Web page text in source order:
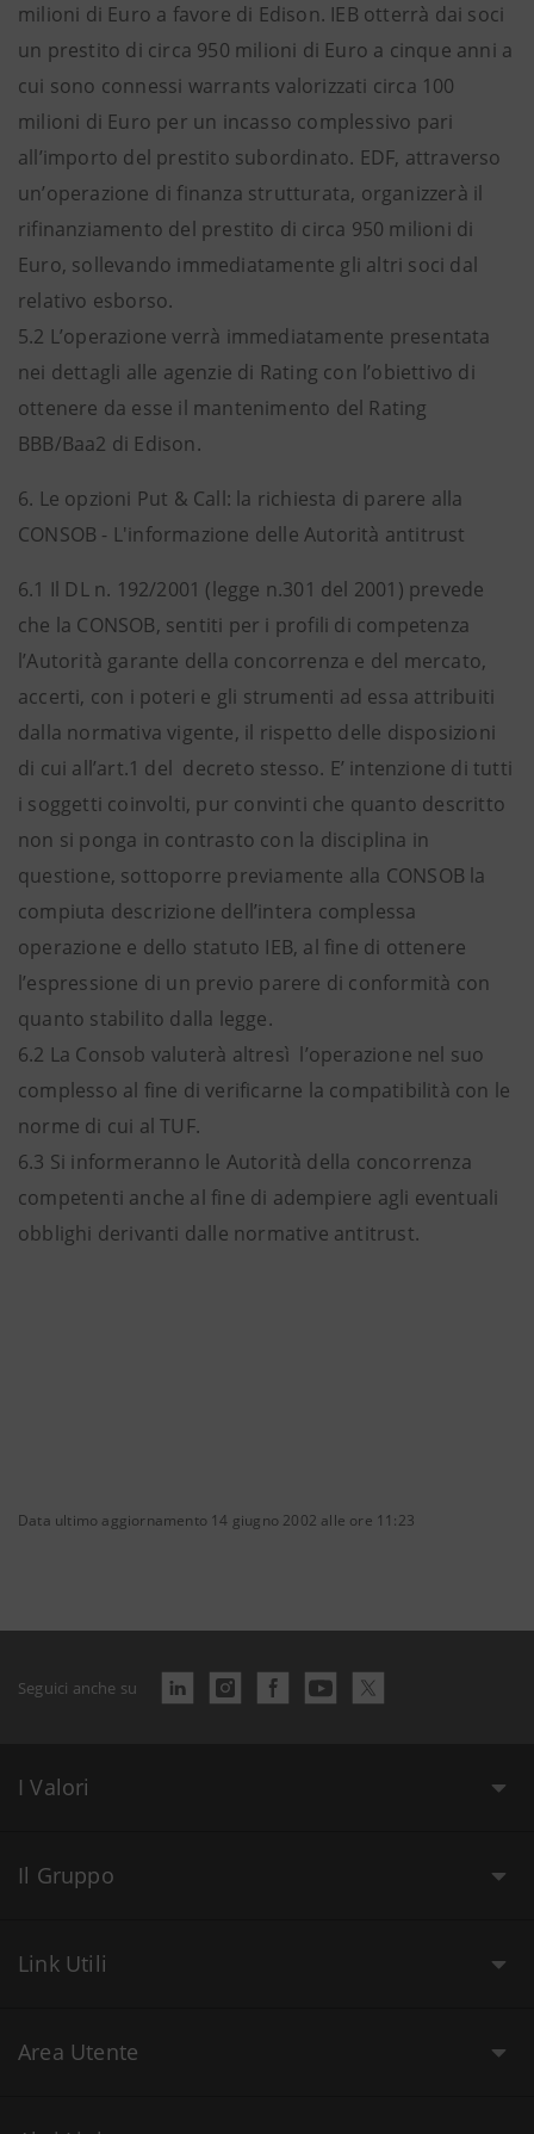
milioni di Euro a favore di Edison. IEB otterrà dai soci
un prestito di circa 950 milioni di Euro a cinque anni a
cui sono connessi warrants valorizzati circa 100
milioni di Euro per un incasso complessivo pari
all’importo del prestito subordinato. EDF, attraverso
un’operazione di finanza strutturata, organizzerà il
rifinanziamento del prestito di circa 950 milioni di
Euro, sollevando immediatamente gli altri soci dal
relativo esborso.
5.2 L’operazione verrà immediatamente presentata
nei dettagli alle agenzie di Rating con l’obiettivo di
ottenere da esse il mantenimento del Rating
BBB/Baa2 di Edison.
6. Le opzioni Put & Call: la richiesta di parere alla
CONSOB - L'informazione delle Autorità antitrust
6.1 Il DL n. 192/2001 (legge n.301 del 2001) prevede
che la CONSOB, sentiti per i profili di competenza
l’Autorità garante della concorrenza e del mercato,
accerti, con i poteri e gli strumenti ad essa attribuiti
dalla normativa vigente, il rispetto delle disposizioni
di cui all’art.1 del decreto stesso. E’ intenzione di tutti
i soggetti coinvolti, pur convinti che quanto descritto
non si ponga in contrasto con la disciplina in
questione, sottoporre previamente alla CONSOB la
compiuta descrizione dell’intera complessa
operazione e dello statuto IEB, al fine di ottenere
l’espressione di un previo parere di conformità con
quanto stabilito dalla legge.
6.2 La Consob valuterà altresì l’operazione nel suo
complesso al fine di verificarne la compatibilità con le
norme di cui al TUF.
6.3 Si informeranno le Autorità della concorrenza
competenti anche al fine di adempiere agli eventuali
obblighi derivanti dalle normative antitrust.
Data ultimo aggiornamento 14 giugno 2002 alle ore 11:23
Seguici anche su
I Valori
Il Gruppo
Link Utili
Area Utente